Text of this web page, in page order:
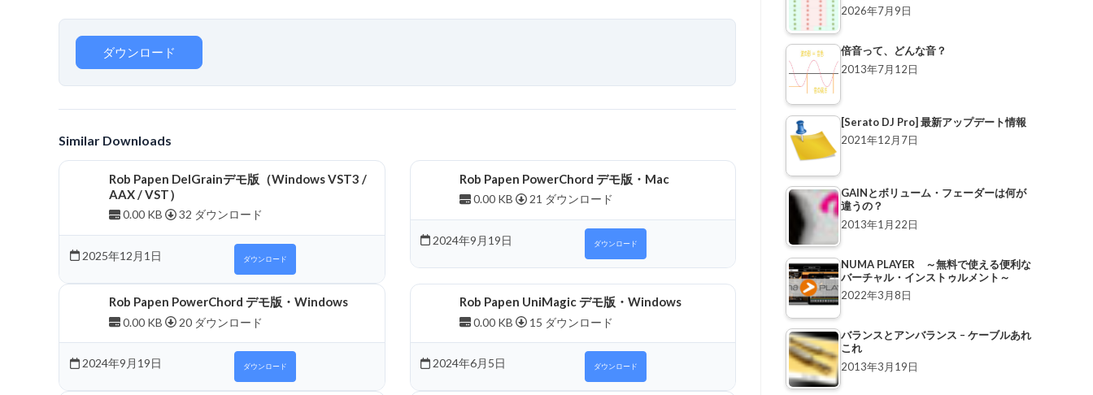
ダウンロード
Similar Downloads
Rob Papen DelGrainデモ版（Windows VST3 /
AAX / VST）
0.00 KB 32 ダウンロード
2025年12月1日 ダウンロード
Rob Papen PowerChord デモ版・Mac
0.00 KB 21 ダウンロード
2024年9月19日 ダウンロード
Rob Papen PowerChord デモ版・Windows
0.00 KB 20 ダウンロード
2024年9月19日 ダウンロード
Rob Papen UniMagic デモ版・Windows
0.00 KB 15 ダウンロード
2024年6月5日 ダウンロード
2026年7月9日
倍音って、どんな音？
2013年7月12日
[Serato DJ Pro] 最新アップデート情報
2021年12月7日
GAINとボリューム・フェーダーは何が
違うの？
2013年1月22日
NUMA PLAYER ～無料で使える便利な
バーチャル・インストゥルメント～
2022年3月8日
バランスとアンバランス – ケーブルあれ
これ
2013年3月19日